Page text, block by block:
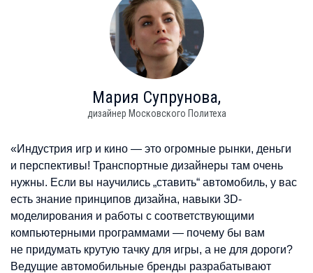
Мария Супрунова,
дизайнер Московского Политеха
«Индустрия игр и кино — это огромные рынки, деньги
и перспективы! Транспортные дизайнеры там очень
нужны. Если вы научились „ставить“ автомобиль, у вас
есть знание принципов дизайна, навыки 3D-
моделирования и работы с соответствующими
компьютерными программами — почему бы вам
не придумать крутую тачку для игры, а не для дороги?
Ведущие автомобильные бренды разрабатывают